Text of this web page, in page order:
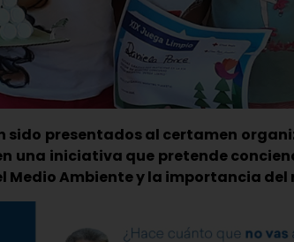
sido presentados al certamen
una iniciativa que pretende
Medio Ambiente y la importancia del